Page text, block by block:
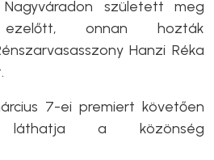
született meg
onnan hozták
Hanzi Réka
7-ei premiert követően
a közönség